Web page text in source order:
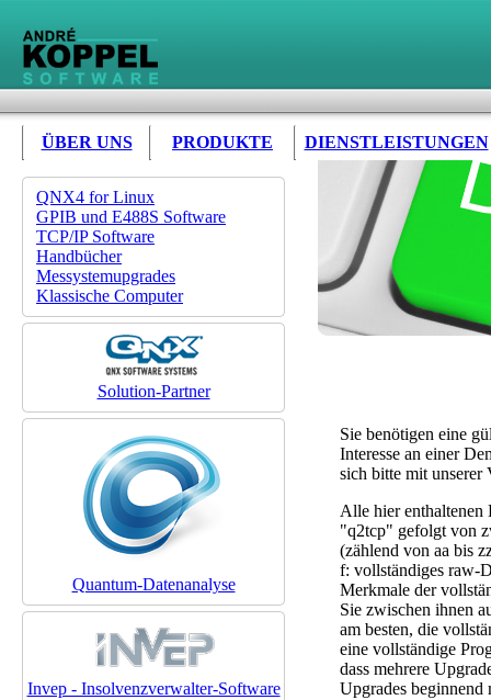
ÜBER UNS PRODUKTE DIENSTLEISTUNGEN
QNX4 for Linux
GPIB und E488S Software
TCP/IP Software
Handbücher
Messystemupgrades
Klassische Computer
Solution-Partner
Quantum-Datenanalyse
Invep - Insolvenzverwalter-Software
Sie benötigen eine
Interesse an einer
sich bitte mit
Alle hier enthaltenen
"q2tcp" gefolgt von
(zählend von aa bis
f: vollständiges raw-
Merkmale der
Sie zwischen ihnen
am besten, die
eine vollständige
dass mehrere
Upgrades beginnend